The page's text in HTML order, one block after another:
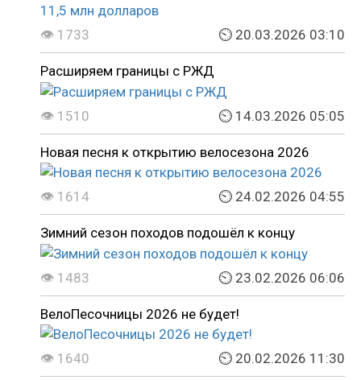
👁 1733 ⏲ 20.03.2026 03:10
Расширяем границы с РЖД
👁 1510 ⏲ 14.03.2026 05:05
Новая песня к открытию велосезона 2026
👁 1614 ⏲ 24.02.2026 04:55
Зимний сезон походов подошёл к концу
👁 1483 ⏲ 23.02.2026 06:06
ВелоПесочницы 2026 не будет!
👁 1640 ⏲ 20.02.2026 11:30